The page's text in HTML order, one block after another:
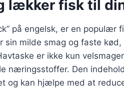
lækker fisk til
på engelsk, er en populær
sin milde smag og faste
er ikke kun
næringsstoffer. Den
og kan hjælpe med at